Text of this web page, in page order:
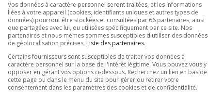
Girard, 21 ans, est accusé de
Le conjoint de la victime, qui
bonne amie, ont accepté de se confier.
Justine, avec son nouveau centre de
les témoignages bouleversants sur
Vos données à caractère personnel seront traitées, et les informations
liées à votre appareil (cookies, identifiants uniques et autres types de
données) pourront être stockées et consultées par 66 partenaires, ainsi
que partagées avec lui, ou utilisées spécifiquement par ce site. Nos
partenaires et nous-mêmes sommes susceptibles d'utiliser des données
de géolocalisation précises. Liste des partenaires.
Certains fournisseurs sont susceptibles de traiter vos données à
caractère personnel sur la base de l'intérêt légitime. Vous pouvez vous y
opposer en gérant vos options ci-dessous. Recherchez un lien en bas de
cette page ou dans le menu du site pour gérer ou retirer votre
consentement dans les paramètres des cookies et de confidentialité.